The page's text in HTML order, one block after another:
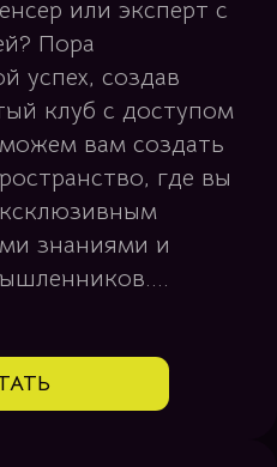
или эксперт с
Пора
успех, создав
клуб с доступом
вам создать
где вы
знаниями и